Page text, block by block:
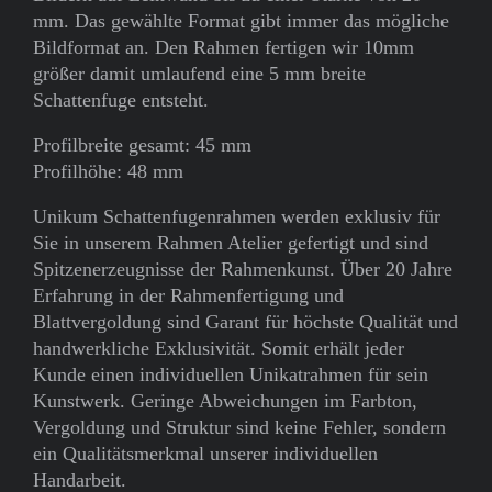
mm. Das gewählte Format gibt immer das mögliche
Bildformat an. Den Rahmen fertigen wir 10mm
größer damit umlaufend eine 5 mm breite
Schattenfuge entsteht.
Profilbreite gesamt: 45 mm
Profilhöhe: 48 mm
Unikum Schattenfugenrahmen werden exklusiv für
Sie in unserem Rahmen Atelier gefertigt und sind
Spitzenerzeugnisse der Rahmenkunst. Über 20 Jahre
Erfahrung in der Rahmenfertigung und
Blattvergoldung sind Garant für höchste Qualität und
handwerkliche Exklusivität. Somit erhält jeder
Kunde einen individuellen Unikatrahmen für sein
Kunstwerk. Geringe Abweichungen im Farbton,
Vergoldung und Struktur sind keine Fehler, sondern
ein Qualitätsmerkmal unserer individuellen
Handarbeit.